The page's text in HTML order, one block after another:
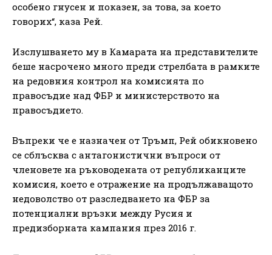
особено гнусен и показен, за това, за което
говорих“, каза Рей.
Изслушването му в Камарата на представителите
беше насрочено много преди стрелбата в рамките
на редовния контрол на комисията по
правосъдие над ФБР и министерството на
правосъдието.
Въпреки че е назначен от Тръмп, Рей обикновено
се сблъсква с антагонистични въпроси от
членовете на ръководената от републиканците
комисия, което е отражение на продължаващото
недоволство от разследването на ФБР за
потенциални връзки между Русия и
предизборната кампания през 2016 г.